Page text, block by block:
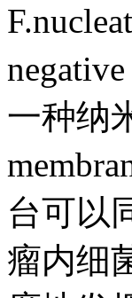
一种纳
台可以
瘤内细